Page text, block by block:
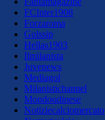
FCInter1908
Forzaroma
Golssip
Hellas1903
Ilmilanista
Juvenews
Mediagol
Milanistichannel
Mondoudinese
Notiziecalciomercato